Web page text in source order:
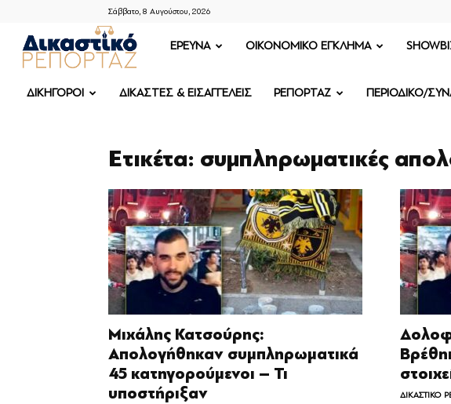
Σάββατο, 8 Αυγούστου, 2026
ΔΙΚΑΣΤΙΚΟ
ΡΕΠΟΡΤΑΖ
ΕΡΕΥΝΑ OIKONOMIKO ΕΓΚΛΗΜΑ
ΔΙΚΗΓΟΡΟΙ ΔΙΚΑΣΤΕΣ & ΕΙΣΑΓΓΕΛΕΙΣ ΡΕΠΟΡΤΑΖ ΠΕΡΙΟΔΙΚΟ/
Ετικέτα: συμπληρωματικές
Μιχάλης Κατσούρης:
Απολογήθηκαν συμπληρωματικά
45 κατηγορούμενοι – Τι
υποστήριξαν
ΔΙΚΑΣΤΙΚΟ